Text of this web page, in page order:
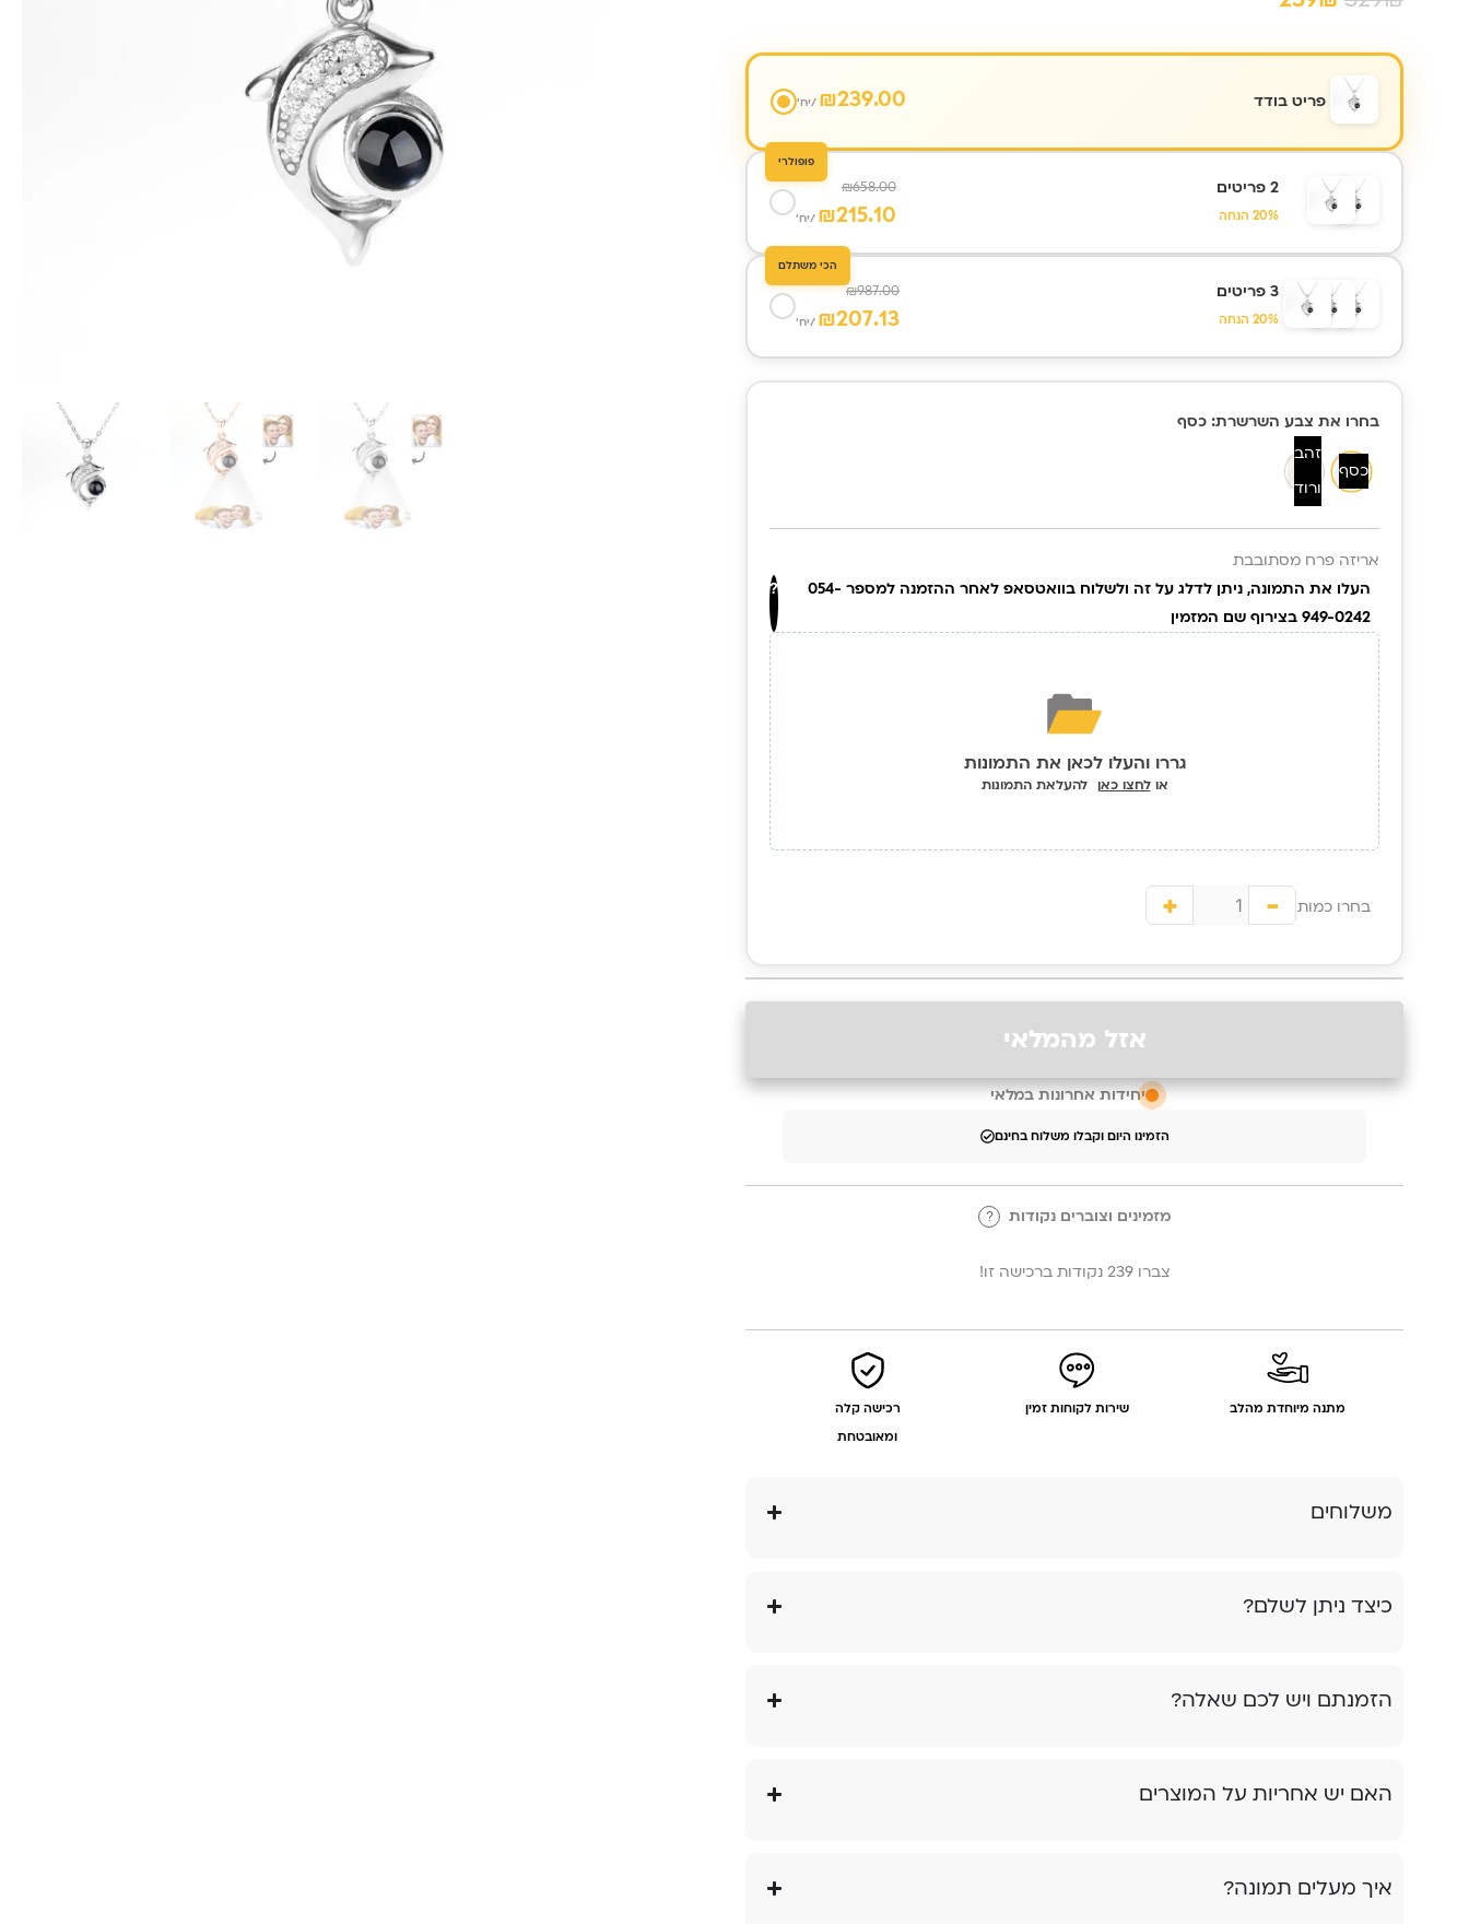
פריט בודד ₪239.00 /יח'
פופולרי
2 פריטים
20% הנחה
₪658.00
₪215.10 /יח'
הכי משתלם
3 פריטים
20% הנחה
₪987.00
₪207.13 /יח'
בחרו את צבע השרשרת: כסף
כסף
זהב
ורוד
אריזה פרח מסתובבת
העלו את התמונה, ניתן לדלג על זה ולשלוח בוואטסאפ לאחר ההזמנה למספר 054-
949-0242 בצירוף שם המזמין
?
גררו והעלו לכאן את התמונות
אולחצו כאן להעלאת התמונות
בחרו כמות -
שרשרת דולפין
925 ננו –
תכשיט עם
+
אזל מהמלאי
יחידות אחרונות במלאי
הזמינו היום וקבלו משלוח בחינם
מזמינים וצוברים נקודות ?
צברו 239 נקודות ברכישה זו!
מתנה מיוחדת מהלב שירות לקוחות זמין
רכישה קלה
ומאובטחת
משלוחים
כיצד ניתן לשלם?
הזמנתם ויש לכם שאלה?
האם יש אחריות על המוצרים
איך מעלים תמונה?